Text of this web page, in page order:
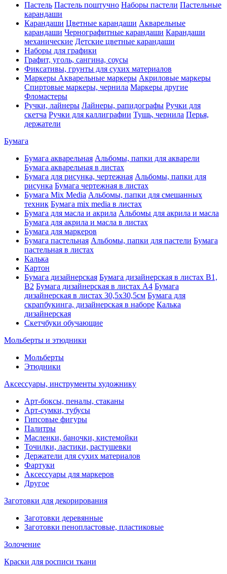
Пастель Пастель поштучно Наборы пастели Пастельные
карандаши
Карандаши Цветные карандаши Акварельные
карандаши Чернографитные карандаши Карандаши
механические Детские цветные карандаши
Наборы для графики
Графит, уголь, сангина, соусы
Фиксативы, грунты для сухих материалов
Маркеры Акварельные маркеры Акриловые маркеры
Спиртовые маркеры, чернила Маркеры другие
Фломастеры
Ручки, лайнеры Лайнеры, рапидографы Ручки для
скетча Ручки для каллиграфии Тушь, чернила Перья,
держатели
Бумага
Бумага акварельная Альбомы, папки для акварели
Бумага акварельная в листах
Бумага для рисунка, чертежная Альбомы, папки для
рисунка Бумага чертежная в листах
Бумага Mix Media Альбомы, папки для смешанных
техник Бумага mix media в листах
Бумага для масла и акрила Альбомы для акрила и масла
Бумага для акрила и масла в листах
Бумага для маркеров
Бумага пастельная Альбомы, папки для пастели Бумага
пастельная в листах
Калька
Картон
Бумага дизайнерская Бумага дизайнерская в листах В1,
В2 Бумага дизайнерская в листах А4 Бумага
дизайнерская в листах 30,5х30,5см Бумага для
скрапбукинга, дизайнерская в наборе Калька
дизайнерская
Скетчбуки обучающие
Мольберты и этюдники
Мольберты
Этюдники
Аксессуары, инструменты художнику
Арт-боксы, пеналы, стаканы
Арт-сумки, тубусы
Гипсовые фигуры
Палитры
Масленки, баночки, кистемойки
Точилки, ластики, растушевки
Держатели для сухих материалов
Фартуки
Аксессуары для маркеров
Другое
Заготовки для декорирования
Заготовки деревянные
Заготовки пенопластовые, пластиковые
Золочение
Краски для росписи ткани